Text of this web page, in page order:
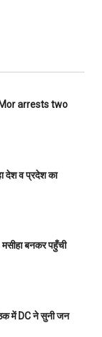
arrests two
देश व प्रदेश का
बनकर पहुँची
में DC ने सुनी जन